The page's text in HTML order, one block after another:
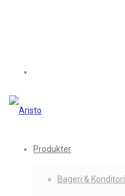
Produkter
Bageri & Konditori